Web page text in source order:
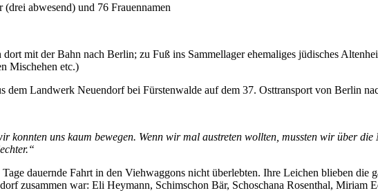
abwesend) und 76 Frauennamen
mit der Bahn nach Berlin; zu Fuß ins Sammellager ehemaliges jüdisches
Mischehen etc.)
dem Landwerk Neuendorf bei Fürstenwalde auf dem 37. Osttransport von Berlin
konnten uns kaum bewegen. Wenn wir mal austreten wollten, mussten wir über
dauernde Fahrt in den Viehwaggons nicht überlebten. Ihre Leichen blieben die
zusammen war: Eli Heymann, Schimschon Bär, Schoschana Rosenthal,